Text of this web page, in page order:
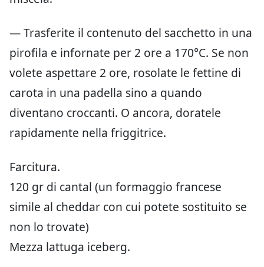
— Trasferite il contenuto del sacchetto in una
pirofila e infornate per 2 ore a 170°C. Se non
volete aspettare 2 ore, rosolate le fettine di
carota in una padella sino a quando
diventano croccanti. O ancora, doratele
rapidamente nella friggitrice.
Farcitura.
120 gr di cantal (un formaggio francese
simile al cheddar con cui potete sostituito se
non lo trovate)
Mezza lattuga iceberg.